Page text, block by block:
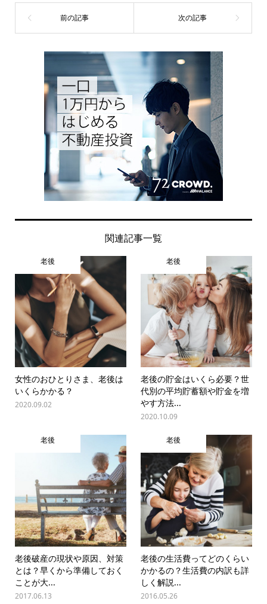
関連記事一覧
老後
女性のおひとりさま、老後は
いくらかかる？
2020.09.02
老後
老後の貯金はいくら必要？世
代別の平均貯蓄額や貯金を増
やす方法...
2020.10.09
老後
老後破産の現状や原因、対策
とは？早くから準備しておく
ことが大...
2017.06.13
老後
老後の生活費ってどのくらい
かかるの？生活費の内訳も詳
しく解説...
2016.05.26